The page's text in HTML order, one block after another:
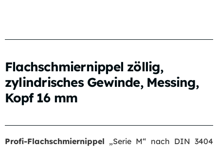
Flachschmiernippel zöllig,
zylindrisches Gewinde, Messing,
Kopf 16 mm
Profi-Flachschmiernippel „Serie M“ nach DIN 3404